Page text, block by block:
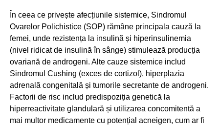
În ceea ce privește afecțiunile sistemice, Sindromul
Ovarelor Polichistice (SOP) rămâne principala cauză la
femei, unde rezistența la insulină și hiperinsulinemia
(nivel ridicat de insulină în sânge) stimulează producția
ovariană de androgeni. Alte cauze sistemice includ
Sindromul Cushing (exces de cortizol), hiperplazia
adrenală congenitală și tumorile secretante de androgeni.
Factorii de risc includ predispoziția genetică la
hiperreactivitate glandulară și utilizarea concomitentă a
mai multor medicamente cu potențial acneigen, cum ar fi